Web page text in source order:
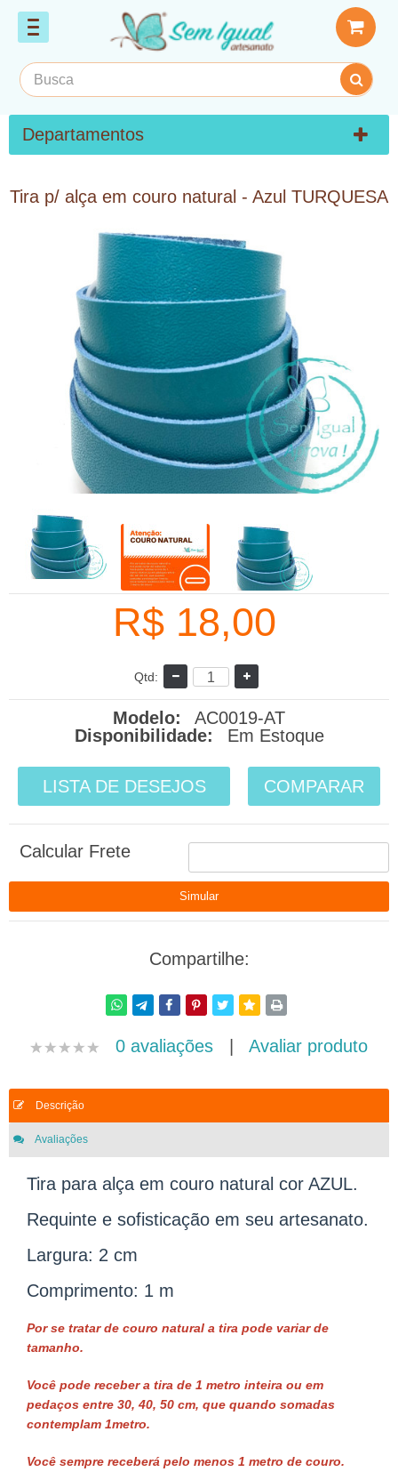
Departamentos
Tira p/ alça em couro natural - Azul TURQUESA
R$ 18,00
Qtd:
Modelo:
AC0019-AT
Disponibilidade:
Em Estoque
LISTA DE DESEJOS COMPARAR
Calcular Frete
Compartilhe:
0 avaliações | Avaliar produto
Descrição
Avaliações
Tira para alça em couro natural cor AZUL.
Requinte e sofisticação em seu artesanato.
Largura: 2 cm
Comprimento: 1 m
Por se tratar de couro natural a tira pode variar de
tamanho.
Você pode receber a tira de 1 metro inteira ou em
pedaços entre 30, 40, 50 cm, que quando somadas
contemplam 1metro.
Você sempre receberá pelo menos 1 metro de couro.